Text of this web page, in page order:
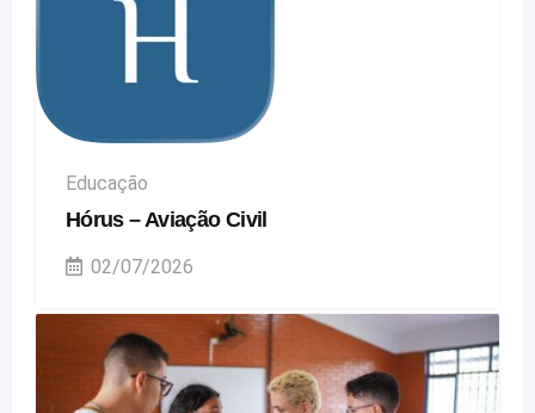
Educação
Hórus – Aviação Civil
02/07/2026